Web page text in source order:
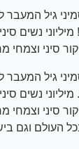
גיל המעבר
נשים
סיני וצמחי
גיל המעבר
נשים
סיני וצמחי
העולם וגם